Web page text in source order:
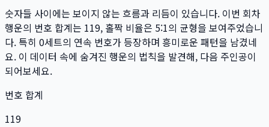
숫자들 사이에는 보이지 않는 흐름과 리듬이 있습니다. 이번 회차
행운의 번호 합계는 119, 홀짝 비율은 5:1의 균형을 보여주었습니
다. 특히 0세트의 연속 번호가 등장하며 흥미로운 패턴을 남겼네
요. 이 데이터 속에 숨겨진 행운의 법칙을 발견해, 다음 주인공이
되어보세요.
번호 합계
119